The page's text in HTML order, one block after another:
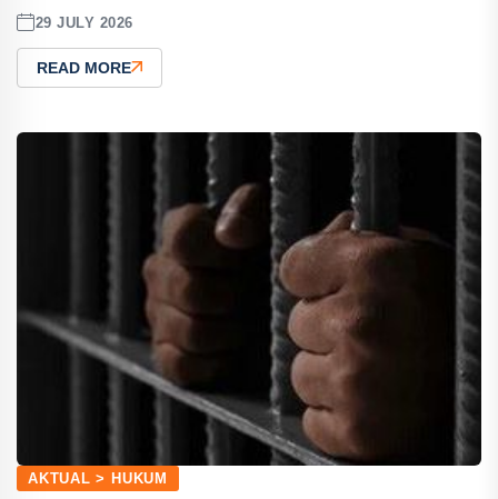
29 JULY 2026
READ MORE
AKTUAL > HUKUM